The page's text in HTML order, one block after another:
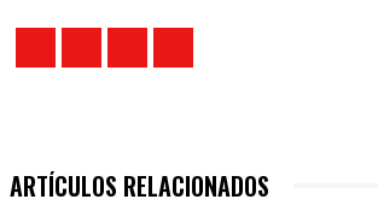
ARTÍCULOS RELACIONADOS